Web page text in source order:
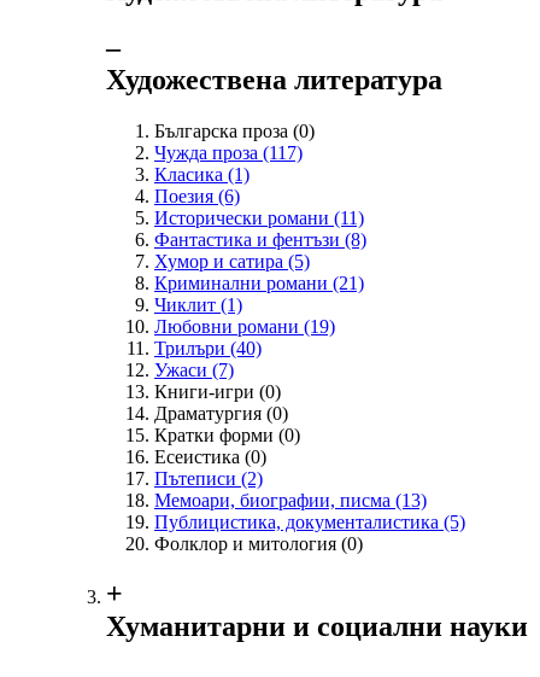
‒
Художествена литература
Българска проза (0)
Чужда проза (117)
Класика (1)
Поезия (6)
Исторически романи (11)
Фантастика и фентъзи (8)
Хумор и сатира (5)
Криминални романи (21)
Чиклит (1)
Любовни романи (19)
Трилъри (40)
Ужаси (7)
Книги-игри (0)
Драматургия (0)
Кратки форми (0)
Есеистика (0)
Пътеписи (2)
Мемоари, биографии, писма (13)
Публицистика, документалистика (5)
Фолклор и митология (0)
+
Хуманитарни и социални науки